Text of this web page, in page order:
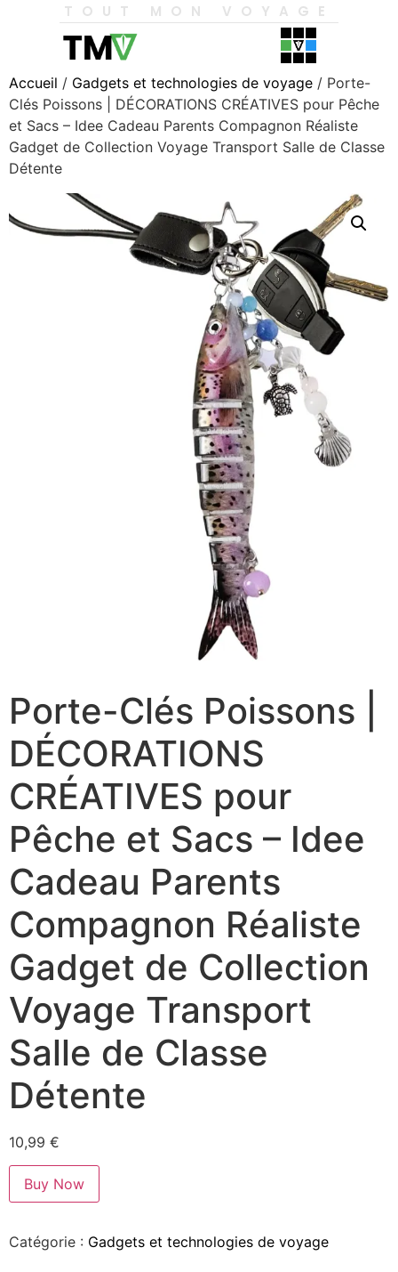
TOUT MON VOYAGE
Accueil / Gadgets et technologies de voyage / Porte-
Clés Poissons | DÉCORATIONS CRÉATIVES pour Pêche
et Sacs – Idee Cadeau Parents Compagnon Réaliste
Gadget de Collection Voyage Transport Salle de Classe
Détente
Porte-Clés Poissons |
DÉCORATIONS
CRÉATIVES pour
Pêche et Sacs – Idee
Cadeau Parents
Compagnon Réaliste
Gadget de Collection
Voyage Transport
Salle de Classe
Détente
10,99 €
Buy Now
Catégorie : Gadgets et technologies de voyage